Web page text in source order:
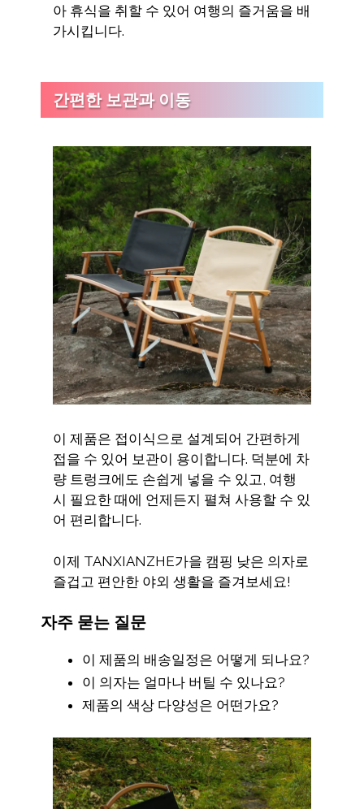
아 휴식을 취할 수 있어 여행의 즐거움을 배
가시킵니다.
간편한 보관과 이동
이 제품은 접이식으로 설계되어 간편하게
접을 수 있어 보관이 용이합니다. 덕분에 차
량 트렁크에도 손쉽게 넣을 수 있고, 여행
시 필요한 때에 언제든지 펼쳐 사용할 수 있
어 편리합니다.
이제 TANXIANZHE가을 캠핑 낮은 의자로
즐겁고 편안한 야외 생활을 즐겨보세요!
자주 묻는 질문
이 제품의 배송일정은 어떻게 되나요?
이 의자는 얼마나 버틸 수 있나요?
제품의 색상 다양성은 어떤가요?